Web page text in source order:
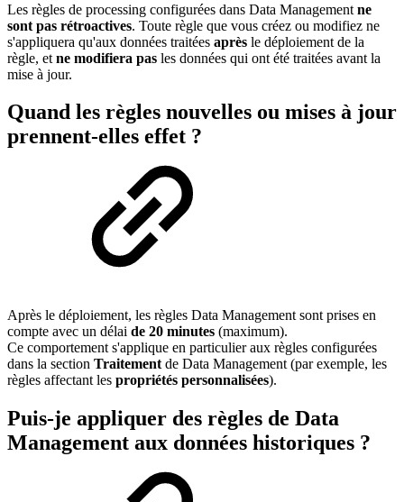
Les règles de processing configurées dans Data Management ne
sont pas rétroactives. Toute règle que vous créez ou modifiez ne
s'appliquera qu'aux données traitées après le déploiement de la
règle, et ne modifiera pas les données qui ont été traitées avant la
mise à jour.
Quand les règles nouvelles ou mises à jour
prennent-elles effet ?
Après le déploiement, les règles Data Management sont prises en
compte avec un délai de 20 minutes (maximum).
Ce comportement s'applique en particulier aux règles configurées
dans la section Traitement de Data Management (par exemple, les
règles affectant les propriétés personnalisées).
Puis-je appliquer des règles de Data
Management aux données historiques ?